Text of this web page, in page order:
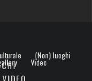
(Non) luoghi
Video